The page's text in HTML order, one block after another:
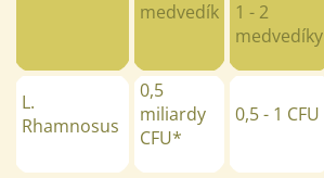
medvedík
1 - 2
medvedíky
L.
Rhamnosus
0,5
miliardy
CFU*
0,5 - 1 CFU